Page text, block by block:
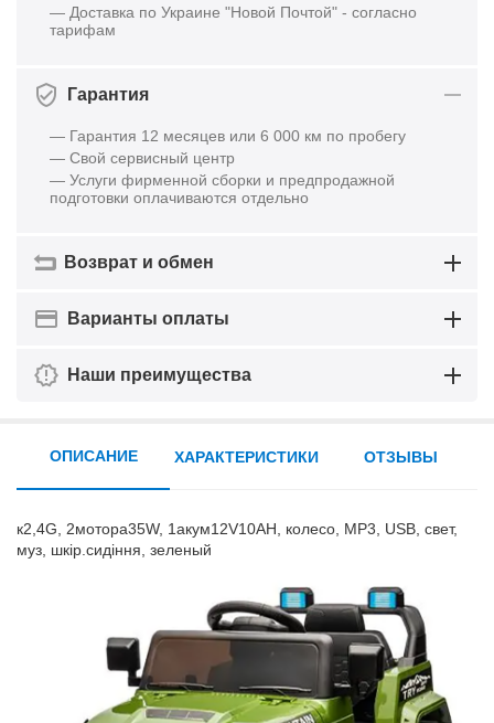
— Доставка по Украине "Новой Почтой" - согласно
тарифам
Гарантия
— Гарантия 12 месяцев или 6 000 км по пробегу
— Свой сервисный центр
— Услуги фирменной сборки и предпродажной
подготовки оплачиваются отдельно
Возврат и обмен
Варианты оплаты
Наши преимущества
ОПИСАНИЕ
к2,4G, 2мотора35W, 1акум12V10AH, колесо, MP3, USB, свет,
муз, шкір.сидіння, зеленый
ХАРАКТЕРИСТИКИ ОТЗЫВЫ